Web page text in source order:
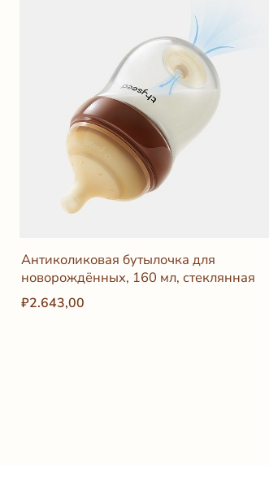
Антиколиковая бутылочка для
новорождённых, 160 мл, стеклянная
₽2.643,00